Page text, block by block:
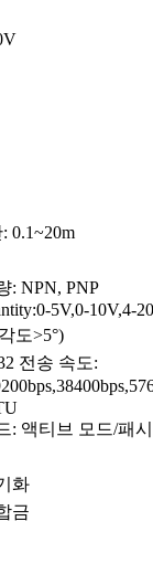
0.1~20m
: NPN, PNP
5V,0-10V,4-
도>5°)
전송 속도:
: 액티브 모드/패
화
금